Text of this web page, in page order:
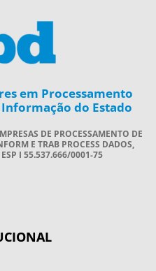
em Processamento
do Estado
DE PROCESSAMENTO DE
E TRAB PROCESS DADOS,
I 55.537.666/0001-75